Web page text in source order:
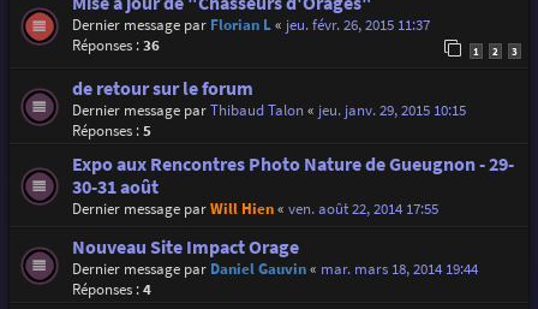
Dernier message par Florian L« jeu. févr. 26, 2015 11:37
Réponses :36 1 2 3
de retour sur le forum
Dernier message parThibaud Talon« jeu. janv. 29, 2015 10:15
Réponses :5
Expo aux Rencontres Photo Nature de Gueugnon - 29-
30-31 août
Dernier message parWill Hien« ven. août 22, 2014 17:55
Nouveau Site Impact Orage
Dernier message par Daniel Gauvin« mar. mars 18, 2014 19:44
Réponses :4